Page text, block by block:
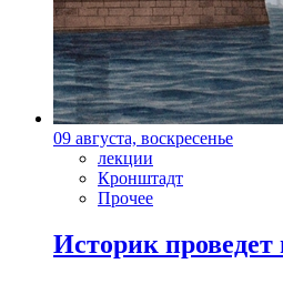
09 августа, воскресенье
лекции
Кронштадт
Прочее
Историк